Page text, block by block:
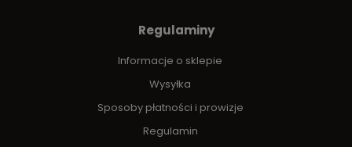
Regulaminy
Informacje o sklepie
Wysyłka
Sposoby płatności i prowizje
Regulamin